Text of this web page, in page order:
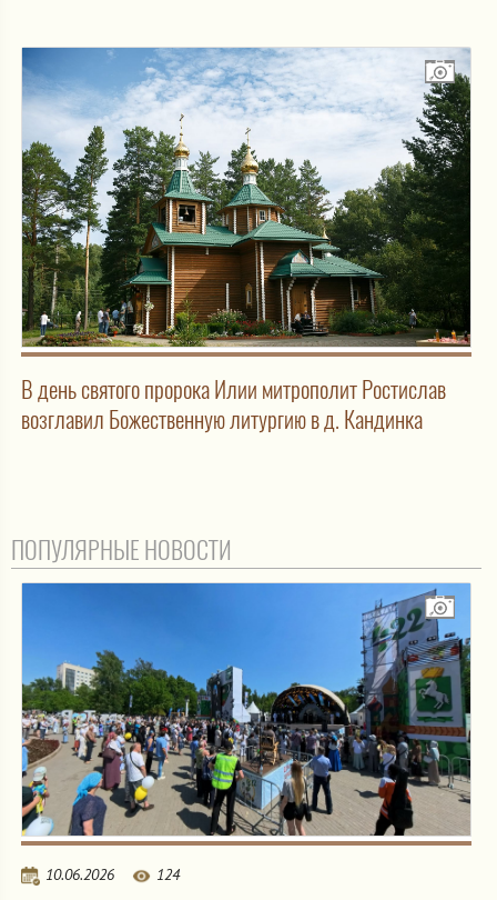
В день святого пророка Илии митрополит Ростислав
возглавил Божественную литургию в д. Кандинка
ПОПУЛЯРНЫЕ НОВОСТИ
10.06.2026 124